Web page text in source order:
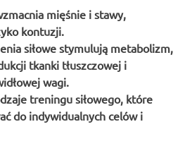
mięśnie i stawy,
kontuzji.
siłowe stymulują metabolizm,
tkanki tłuszczowej i
wagi.
treningu siłowego, które
do indywidualnych celów i